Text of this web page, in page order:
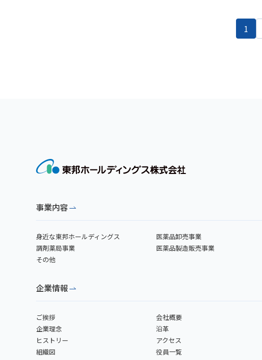
1
事業内容
身近な東邦ホールディングス
医薬品卸売事業
調剤薬局事業
医薬品製造販売事業
その他
企業情報
ご挨拶
会社概要
企業理念
沿革
ヒストリー
アクセス
組織図
役員一覧